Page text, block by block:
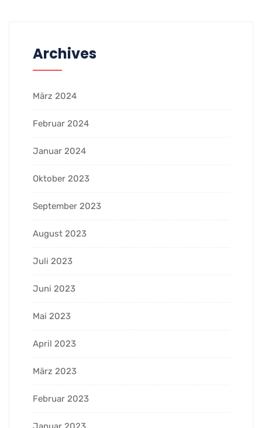
Archives
März 2024
Februar 2024
Januar 2024
Oktober 2023
September 2023
August 2023
Juli 2023
Juni 2023
Mai 2023
April 2023
März 2023
Februar 2023